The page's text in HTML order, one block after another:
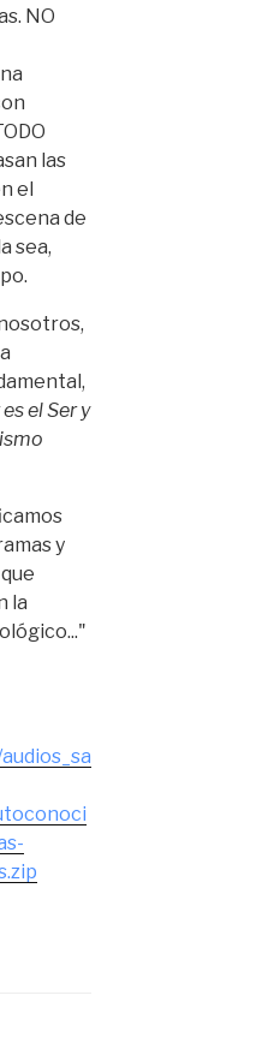
NO
las
el
de
sea,
el Ser y
y
la